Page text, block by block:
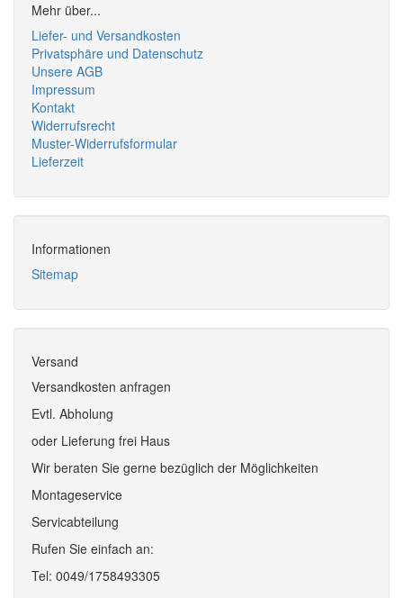
Mehr über...
Liefer- und Versandkosten
Privatsphäre und Datenschutz
Unsere AGB
Impressum
Kontakt
Widerrufsrecht
Muster-Widerrufsformular
Lieferzeit
Informationen
Sitemap
Versand
Versandkosten anfragen
Evtl. Abholung
oder Lieferung frei Haus
Wir beraten Sie gerne bezüglich der Möglichkeiten
Montageservice
Servicabteilung
Rufen Sie einfach an:
Tel: 0049/1758493305